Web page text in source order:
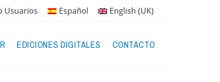
Usuarios Español English (UK)
EDICIONES DIGITALES CONTACTO